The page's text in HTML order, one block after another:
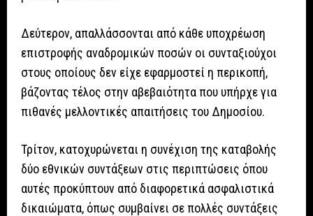
Δεύτερον, απαλλάσσονται από κάθε υποχρέωση
επιστροφής αναδρομικών ποσών οι συνταξιούχοι
στους οποίους δεν είχε εφαρμοστεί η περικοπή,
βάζοντας τέλος στην αβεβαιότητα που υπήρχε για
πιθανές μελλοντικές απαιτήσεις του Δημοσίου.
Τρίτον, κατοχυρώνεται η συνέχιση της καταβολής
δύο εθνικών συντάξεων στις περιπτώσεις όπου
αυτές προκύπτουν από διαφορετικά ασφαλιστικά
δικαιώματα, όπως συμβαίνει σε πολλές συντάξεις